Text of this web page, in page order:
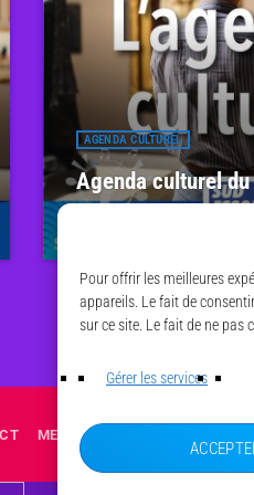
Pour offrir les meilleures
appareils. Le fait de
sur ce site. Le fait de ne pas
Gérer les services
AGENDA CULTUREL
Agenda culturel
MENTIONS LÉGALES